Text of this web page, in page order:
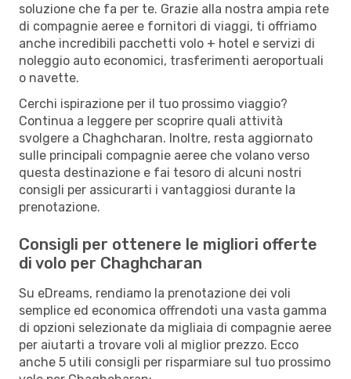
soluzione che fa per te. Grazie alla nostra ampia rete
di compagnie aeree e fornitori di viaggi, ti offriamo
anche incredibili pacchetti volo + hotel e servizi di
noleggio auto economici, trasferimenti aeroportuali
o navette.
Cerchi ispirazione per il tuo prossimo viaggio?
Continua a leggere per scoprire quali attività
svolgere a Chaghcharan. Inoltre, resta aggiornato
sulle principali compagnie aeree che volano verso
questa destinazione e fai tesoro di alcuni nostri
consigli per assicurarti i vantaggiosi durante la
prenotazione.
Consigli per ottenere le migliori offerte
di volo per Chaghcharan
Su eDreams, rendiamo la prenotazione dei voli
semplice ed economica offrendoti una vasta gamma
di opzioni selezionate da migliaia di compagnie aeree
per aiutarti a trovare voli al miglior prezzo. Ecco
anche 5 utili consigli per risparmiare sul tuo prossimo